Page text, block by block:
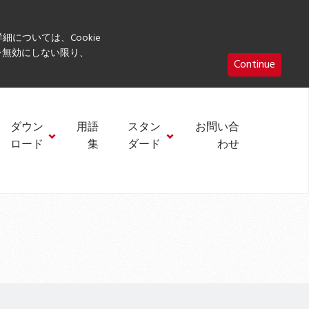
については、Cookie
効にしない限り、
Continue
ダウン
ロード
用語
集
スタン
ダード
お問い合
わせ